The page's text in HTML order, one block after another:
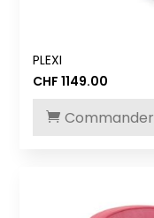
PLEXI
CHF 1149.00
Commander